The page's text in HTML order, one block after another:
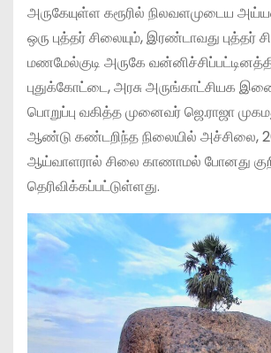
அருகேயுள்ள கரூரில் நிலவளமுடைய
ஒரு புத்தர் சிலையும், இரண்டாவது புத்தர்
மணமேல்குடி அருகே
புதுக்கோட்டை, அரசு அருங்காட்சியக
பொறுப்பு வகித்த முனைவர் ஜெ.ராஜா
ஆண்டு கண்டறிந்த நிலையில் அச்சிலை,
ஆய்வாளரால் சிலை காணாமல் போனது
தெரிவிக்கப்பட்டுள்ளது.